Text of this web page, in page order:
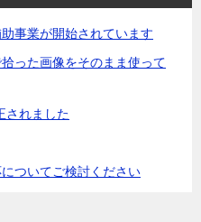
事業が開始されています
った画像をそのまま使って
されました
ついてご検討ください